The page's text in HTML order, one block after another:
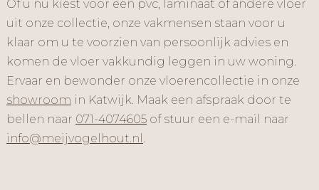
Of u nu kiest voor een pvc, laminaat of andere vloer
uit onze collectie, onze vakmensen staan voor u
klaar om u te voorzien van persoonlijk advies en
komen de vloer vakkundig leggen in uw woning.
Ervaar en bewonder onze vloerencollectie in onze
showroom in Katwijk. Maak een afspraak door te
bellen naar 071-4074605 of stuur een e-mail naar
info@meijvogelhout.nl .